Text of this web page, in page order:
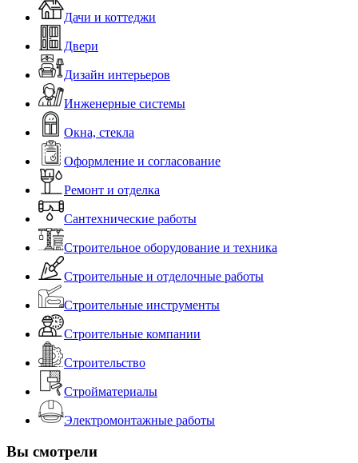
Дачи и коттеджи
Двери
Дизайн интерьеров
Инженерные системы
Окна, стекла
Оформление и согласование
Ремонт и отделка
Сантехнические работы
Строительное оборудование и техника
Строительные и отделочные работы
Строительные инструменты
Строительные компании
Строительство
Стройматериалы
Электромонтажные работы
Вы смотрели